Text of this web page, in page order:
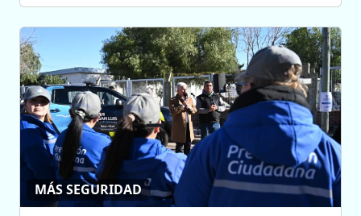
MÁS SEGURIDAD